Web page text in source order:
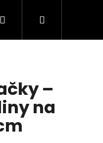
PrihlásenieNákupný
–
na